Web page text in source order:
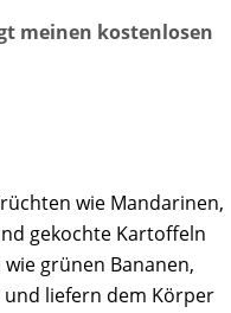
meinen kostenlosen
wie Mandarinen,
gekochte Kartoffeln
grünen Bananen,
liefern dem Körper